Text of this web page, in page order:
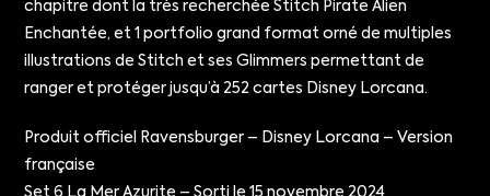
chapitre dont la très recherchée Stitch Pirate Alien
Enchantée, et 1 portfolio grand format orné de multiples
illustrations de Stitch et ses Glimmers permettant de
ranger et protéger jusqu’à 252 cartes Disney Lorcana.
Produit officiel Ravensburger – Disney Lorcana – Version
française
Set 6 La Mer Azurite – Sorti le 15 novembre 2024